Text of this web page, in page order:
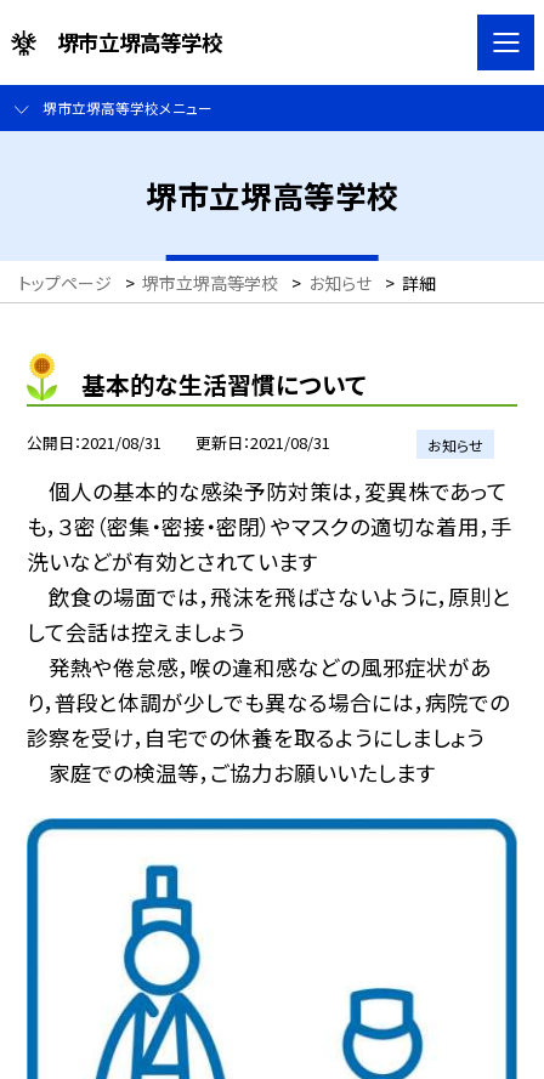
堺市立堺高等学校
堺市立堺高等学校メニュー
堺市立堺高等学校
トップページ > 堺市立堺高等学校 > お知らせ > 詳細
基本的な生活習慣について
公開日 2021/08/31 更新日 2021/08/31 お知らせ
個人の基本的な感染予防対策は，変異株であって
も，３密（密集・密接・密閉）やマスクの適切な着用，手
洗いなどが有効とされています
飲食の場面では，飛沫を飛ばさないように，原則と
して会話は控えましょう
発熱や倦怠感，喉の違和感などの風邪症状があ
り，普段と体調が少しでも異なる場合には，病院での
診察を受け，自宅での休養を取るようにしましょう
家庭での検温等，ご協力お願いいたします